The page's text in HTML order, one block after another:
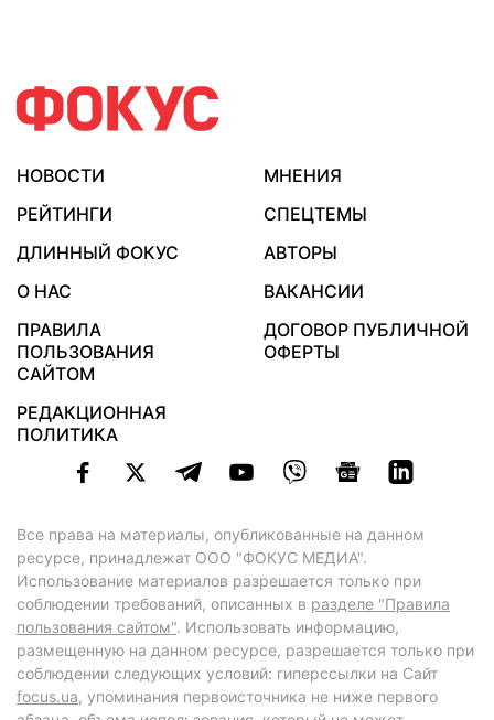
НОВОСТИ
МНЕНИЯ
РЕЙТИНГИ
СПЕЦТЕМЫ
ДЛИННЫЙ ФОКУС
АВТОРЫ
О НАС
ВАКАНСИИ
ПРАВИЛА
ПОЛЬЗОВАНИЯ
САЙТОМ
ДОГОВОР ПУБЛИЧНОЙ
ОФЕРТЫ
РЕДАКЦИОННАЯ
ПОЛИТИКА
Все права на материалы, опубликованные на данном
ресурсе, принадлежат ООО "ФОКУС МЕДИА".
Использование материалов разрешается только при
соблюдении требований, описанных в разделе "Правила
пользования сайтом". Использовать информацию,
размещенную на данном ресурсе, разрешается только при
соблюдении следующих условий: гиперссылки на Сайт
focus.ua, упоминания первоисточника не ниже первого